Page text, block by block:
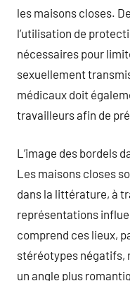
les maisons closes.
l’utilisation de
nécessaires pour
sexuellement
médicaux doit
travailleurs afin de
L’image des bordels
Les maisons closes
dans la littérature, à
représentations
comprend ces lieux,
stéréotypes négatifs,
un angle plus